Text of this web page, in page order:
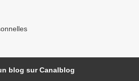
blog sur Canalblog